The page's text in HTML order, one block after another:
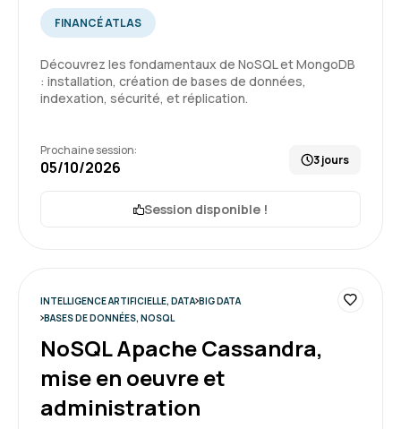
Charles K. Le 26/06/2026
Formation : SQL : Les fondamentaux
Delphine C. Le 25/06/2026
très intéressante, bon équilibre entre la théorie
FINANCÉ ATLAS
Découvrez les fondamentaux de NoSQL et MongoDB
: installation, création de bases de données,
indexation, sécurité, et réplication.
Prochaine session:
05/10/2026 3 jours
Session disponible !
INTELLIGENCE ARTIFICIELLE, DATA BIG DATA
BASES DE DONNÉES, NOSQL
NoSQL Apache Cassandra,
mise en oeuvre et
administration